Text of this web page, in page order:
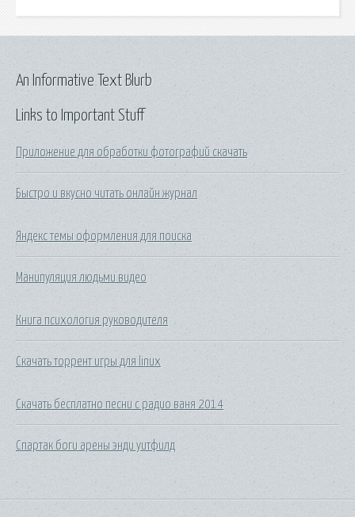
Links to Important Stuff
Приложение для обработки фотографий скачать
Быстро и вкусно читать онлайн журнал
Яндекс темы оформления для поиска
Манипуляция людьми видео
Книга психология руководителя
Скачать торрент игры для linux
Скачать бесплатно песни с радио ваня 2014
Спартак боги арены энди уитфилд
An Informative Text Blurb